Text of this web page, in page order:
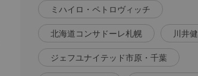
ミハイロ・ペトロヴィッチ
北海道コンサドーレ札幌 川井
ジェフユナイテッド市原・千葉